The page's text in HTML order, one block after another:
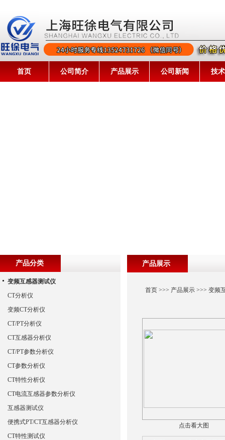
首页 公司简介 产品展示 公司新闻 技
产品展示
首页>>> 产品展示>>> 变频
点击看大图
产品分类
变频互感器测试仪
CT分析仪
变频CT分析仪
CT/PT分析仪
CT互感器分析仪
CT/PT参数分析仪
CT参数分析仪
CT特性分析仪
CT电流互感器参数分析仪
互感器测试仪
便携式PT/CT互感器分析仪
CT特性测试仪